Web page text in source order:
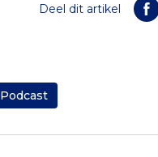
Deel dit artikel
Podcast